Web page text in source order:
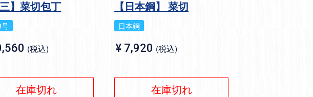
三】菜切包丁
税込
在庫切れ
【日本鋼】 菜切
日本鋼
¥ 7,920 税込
在庫切れ